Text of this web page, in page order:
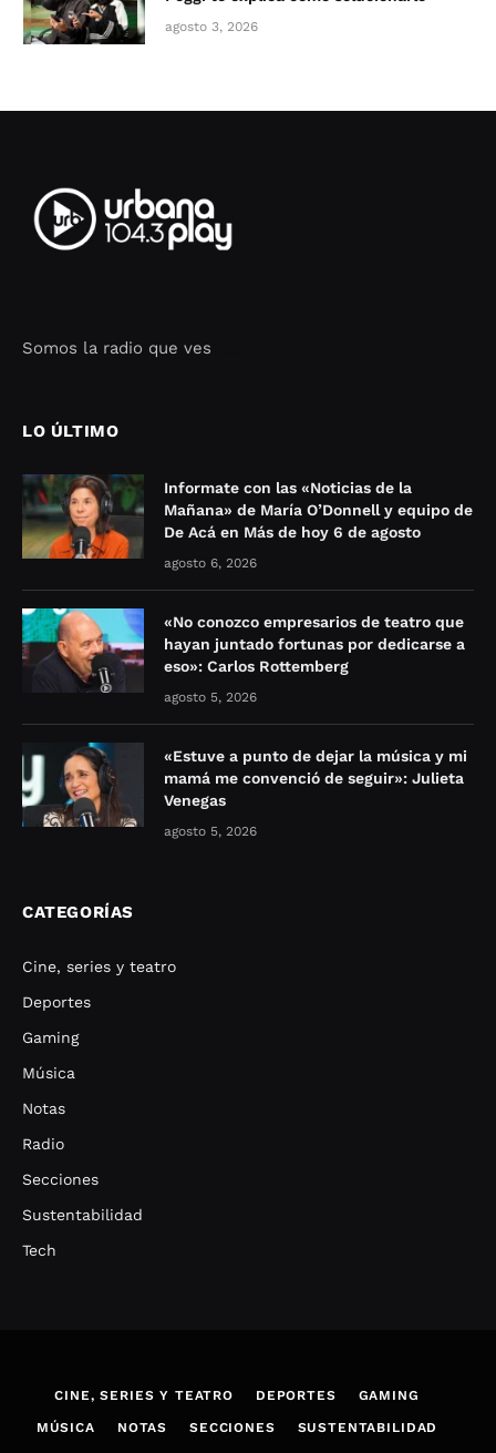
agosto 3, 2026
Somos la radio que ves
LO ÚLTIMO
Informate con las «Noticias de la
Mañana» de María O’Donnell y equipo de
De Acá en Más de hoy 6 de agosto
agosto 6, 2026
«No conozco empresarios de teatro que
hayan juntado fortunas por dedicarse a
eso»: Carlos Rottemberg
agosto 5, 2026
«Estuve a punto de dejar la música y mi
mamá me convenció de seguir»: Julieta
Venegas
agosto 5, 2026
CATEGORÍAS
Cine, series y teatro
Deportes
Gaming
Música
Notas
Radio
Secciones
Sustentabilidad
Tech
CINE, SERIES Y TEATRO DEPORTES GAMING
MÚSICA NOTAS SECCIONES SUSTENTABILIDAD